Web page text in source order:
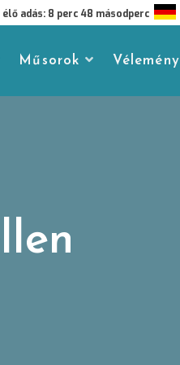
adás: 8 perc 47 másodperc
Műsorok Vélemény